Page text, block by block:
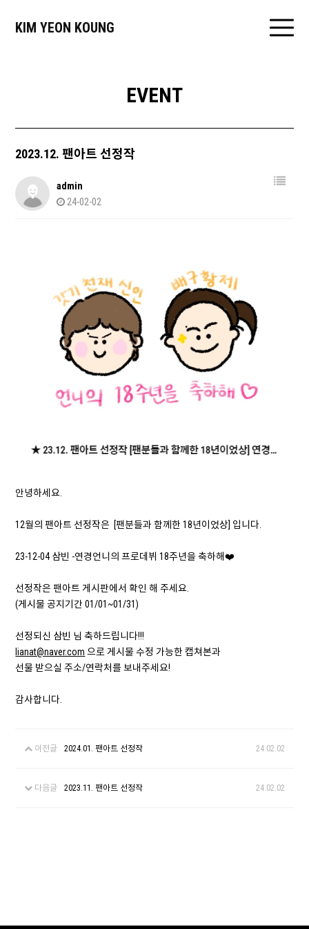
KIM YEON KOUNG
EVENT
2023.12. 팬아트 선정작
admin
24-02-02
안녕하세요.
12월의 팬아트 선정작은 [팬분들과 함께한 18년이었상] 입니다.
23-12-04 삼빈 -연경언니의 프로데뷔 18주년을 축하해❤️
선정작은 팬아트 게시판에서 확인 해 주세요.
(게시물 공지기간 01/01~01/31)
선정되신 삼빈 님 축하드립니다!!!
lianat@naver.com 으로 게시물 수정 가능한 캡쳐본과
선물 받으실 주소/연락처를 보내주세요!
감사합니다.
이전글 2024.01. 팬아트 선정작 24.02.02
다음글 2023.11. 팬아트 선정작 24.02.02